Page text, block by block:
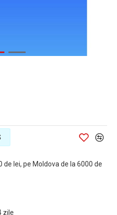
de lei, pe Moldova de la 6000 de
zile